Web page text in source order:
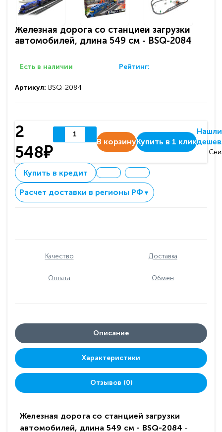
Железная дорога со станцией загрузки
автомобилей, длина 549 см - BSQ-2084
Есть в наличии Рейтинг:
Артикул: BSQ-2084
2
548₽
В корзинуКупить в 1 клик
Нашли
Купить в кредит
Расчет доставки в регионы РФ ▼
Качество Доставка
Оплата Обмен
Описание
Характеристики
Отзывов (0)
Железная дорога со станцией загрузки
автомобилей, длина 549 см - BSQ-2084 -